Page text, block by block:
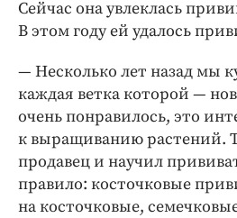
Сейчас она увлеклась
В этом году ей удалось
— Несколько лет назад мы
каждая ветка которой —
очень понравилось, это
к выращиванию растений.
продавец и научил
правило: косточковые
на косточковые,